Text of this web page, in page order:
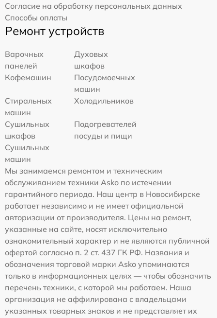
Согласие на обработку персональных данных
Способы оплаты
Ремонт устройств
Варочных
панелей
Духовых
шкафов
Кофемашин
Посудомоечных
машин
Стиральных
машин
Холодильников
Сушильных
шкафов
Подогревателей
посуды и пищи
Сушильных
машин
Мы занимаемся ремонтом и техническим
обслуживанием техники Asko по истечении
гарантийного периода. Наш центр в Новосибирске
работает независимо и не имеет официальной
авторизации от производителя. Цены на ремонт,
указанные на сайте, носят исключительно
ознакомительный характер и не являются публичной
офертой согласно п. 2 ст. 437 ГК РФ. Названия и
обозначения торговой марки Asko упоминаются
только в информационных целях — чтобы обозначить
перечень техники, с которой мы работаем. Наша
организация не аффилирована с владельцами
указанных товарных знаков и не представляет их